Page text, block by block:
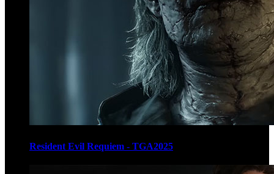
Resident Evil Requiem - TGA2025